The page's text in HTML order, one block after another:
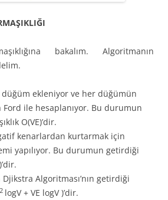
bakalım. Algoritmanın
düğüm ekleniyor ve her düğümün
Ford ile hesaplanıyor. Bu durumun
O(VE)’dir.
kenarlardan kurtarmak için
yapılıyor. Bu durumun getirdiği
Algoritması’nın getirdiği
2 logV + VE logV )’dir.